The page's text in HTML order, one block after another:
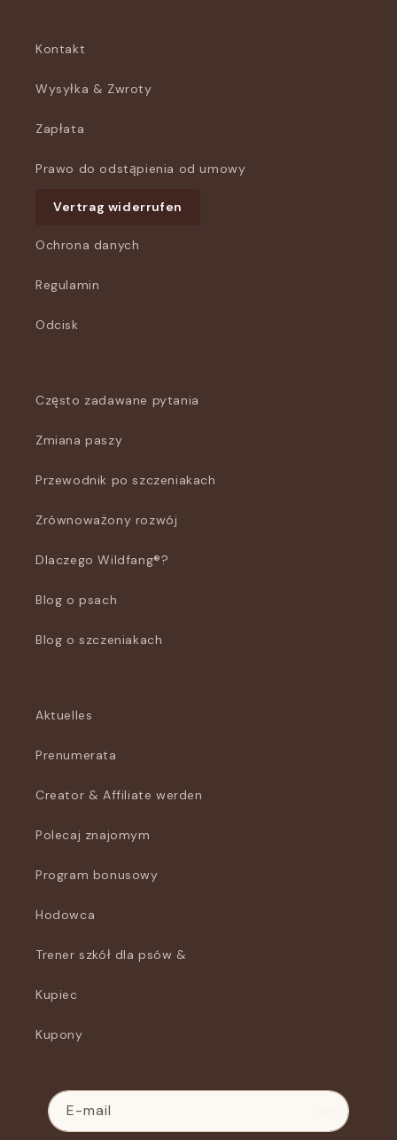
Kontakt
Wysyłka & Zwroty
Zapłata
Prawo do odstąpienia od umowy
Vertrag widerrufen
Ochrona danych
Regulamin
Odcisk
Często zadawane pytania
Zmiana paszy
Przewodnik po szczeniakach
Zrównoważony rozwój
Dlaczego Wildfang®?
Blog o psach
Blog o szczeniakach
Aktuelles
Prenumerata
Creator & Affiliate werden
Polecaj znajomym
Program bonusowy
Hodowca
Trener szkół dla psów &
Kupiec
Kupony
E-mail